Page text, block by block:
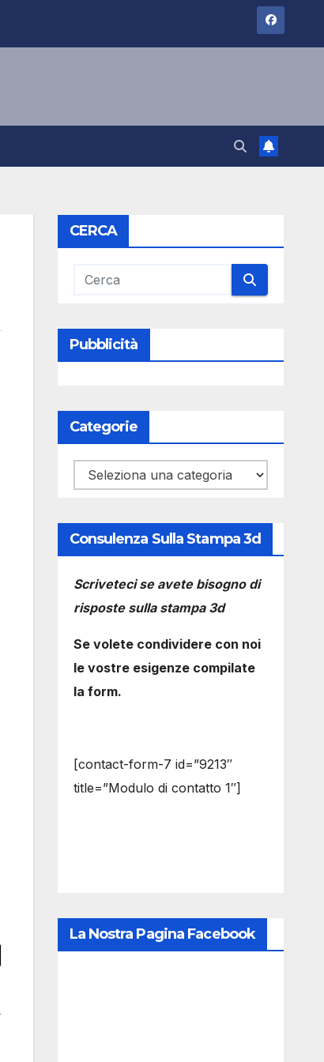
CERCA
Pubblicità
Categorie
Categorie
Consulenza Sulla Stampa 3d
Scriveteci se avete bisogno di
risposte sulla stampa 3d
Se volete condividere con noi
le vostre esigenze compilate
la form.
[contact-form-7 id=”9213″
title=”Modulo di contatto 1″]
La Nostra Pagina Facebook